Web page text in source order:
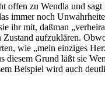
offen zu Wendla und
immer noch
ihr mit, daßman
aufzuklären.
wie „mein einziges
Grund läßt sie
Beispiel wird auch